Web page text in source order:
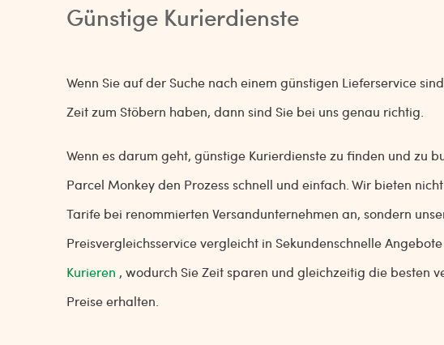
Günstige Kurierdienste
Wenn Sie auf der Suche nach einem günstigen Lieferservice
Zeit zum Stöbern haben, dann sind Sie bei uns genau richtig.
Wenn es darum geht, günstige Kurierdienste zu finden und zu
Parcel Monkey den Prozess schnell und einfach. Wir bieten
Tarife bei renommierten Versandunternehmen an, sondern
Preisvergleichsservice vergleicht in Sekundenschnelle
Kurieren , wodurch Sie Zeit sparen und gleichzeitig die besten
Preise erhalten.